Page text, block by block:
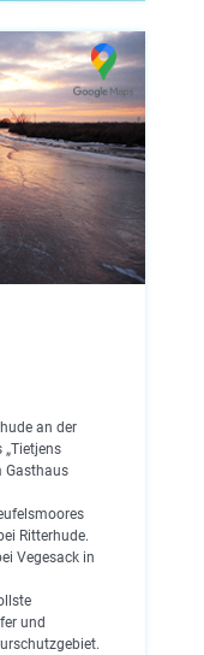
an der
„Tietjens
Gasthaus
Ritterhude.
Vegesack in
und